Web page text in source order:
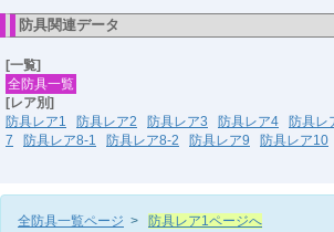
防具関連データ
[一覧]
全防具一覧
[レア別]
防具レア1
防具レア2 防具レア3 防具レア4 防具レ
7
防具レア8-1 防具レア8-2 防具レア9 防具レア10
全防具一覧ページ > 防具レア1ページへ